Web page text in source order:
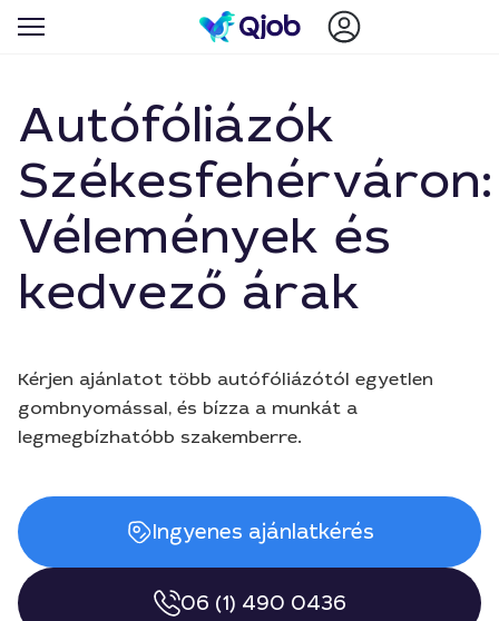
Autófóliázók
Székesfehérváron:
Vélemények és
kedvező árak
Kérjen ajánlatot több autófóliázótól egyetlen
gombnyomással, és bízza a munkát a
legmegbízhatóbb szakemberre.
Ingyenes ajánlatkérés
06 (1) 490 0436